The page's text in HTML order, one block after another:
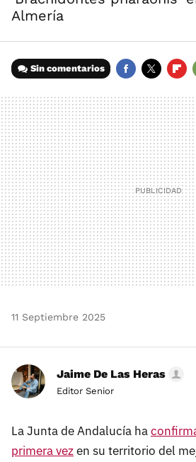
Almería
Sin comentarios
11 Septiembre 2025
Jaime De Las Heras
Editor Senior
La Junta de Andalucía ha
primera vezen su territorio del